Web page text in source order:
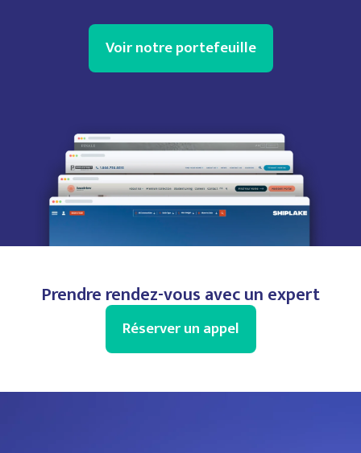
Voir notre portefeuille
Prendre rendez-vous avec un expert
Réserver un appel